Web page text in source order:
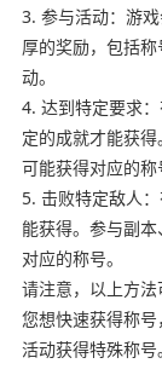
3. 参与活动：游
厚的奖励，包括
动。
4. 达到特定要求
定的成就才能获
可能获得对应的称
5. 击败特定敌人
能获得。参与副本
对应的称号。
请注意，以上方
您想快速获得称
活动获得特殊称号。